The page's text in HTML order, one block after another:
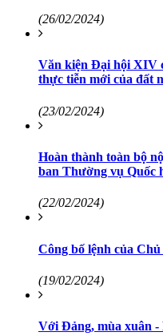
(26/02/2024)
Văn kiện Đại hội XIV
thực tiễn mới của đất
(23/02/2024)
Hoàn thành toàn bộ
ban Thường vụ Quốc
(22/02/2024)
Công bố lệnh của
(19/02/2024)
Với Đảng, mùa xuân